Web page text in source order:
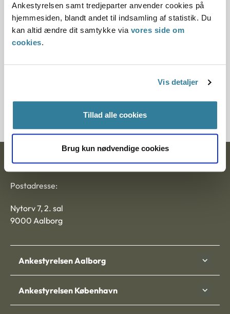
Ankestyrelsen samt tredjeparter anvender cookies på
hjemmesiden, blandt andet til indsamling af statistik. Du
kan altid ændre dit samtykke via vores side om
cookies.
Vis detaljer
Tillad alle cookies
Brug kun nødvendige cookies
10.07.2013
Paragraf
7200354-11
Ankestyrelsen
Postadresse:
Nytorv 7, 2. sal
9000 Aalborg
Ankestyrelsen Aalborg
Ankestyrelsen København